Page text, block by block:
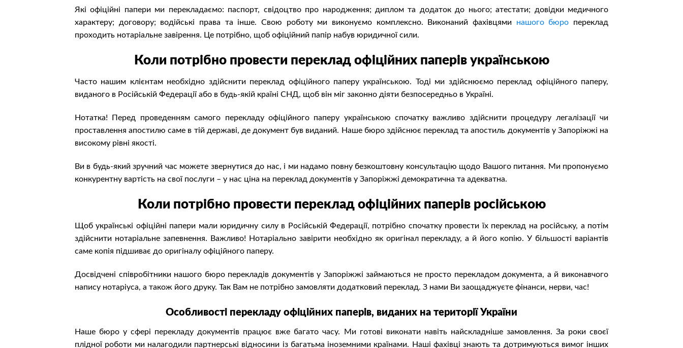
Які офіційні папери ми перекладаємо: паспорт, свідоцтво про народження; диплом та додаток до нього; атестати; довідки медичного
характеру; договору; водійські права та інше. Свою роботу ми виконуємо комплексно. Виконаний фахівцями нашого бюро переклад
проходить нотаріальне завірення. Це потрібно, щоб офіційний папір набув юридичної сили.
Коли потрібно провести переклад офіційних паперів українською
Часто нашим клієнтам необхідно здійснити переклад офіційного паперу українською. Тоді ми здійснюємо переклад офіційного паперу,
виданого в Російській Федерації або в будь-якій країні СНД, щоб він міг законно діяти безпосередньо в Україні.
Нотатка! Перед проведенням самого перекладу офіційного паперу українською спочатку важливо здійснити процедуру легалізації чи
проставлення апостилю саме в тій державі, де документ був виданий. Наше бюро здійснює переклад та апостиль документів у Запоріжжі на
високому рівні якості.
Ви в будь-який зручний час можете звернутися до нас, і ми надамо повну безкоштовну консультацію щодо Вашого питання. Ми пропонуємо
конкурентну вартість на свої послуги – у нас ціна на переклад документів у Запоріжжі демократична та адекватна.
Коли потрібно провести переклад офіційних паперів російською
Щоб українські офіційні папери мали юридичну силу в Російській Федерації, потрібно спочатку провести їх переклад на російську, а потім
здійснити нотаріальне запевнення.
Важливо! Нотаріально завірити необхідно як оригінал перекладу, а й його копію. У більшості варіантів
саме копія підшиває до оригіналу офіційного паперу.
Досвідчені співробітники нашого бюро перекладів документів у Запоріжжі займаються не просто перекладом документа, а й виконавчого
напису нотаріуса, а також його друку. Так Вам не потрібно замовляти додатковий переклад. З нами Ви заощаджуєте фінанси, нерви, час!
Особливості перекладу офіційних паперів, виданих на території України
Наше бюро у сфері перекладу документів працює вже багато часу. Ми готові виконати навіть найскладніше замовлення. За роки своєї
плідної роботи ми налагодили партнерські відносини із багатьма іноземними країнами. Наші фахівці знають та дотримуються вимог інших